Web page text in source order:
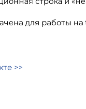
для работы на
>>